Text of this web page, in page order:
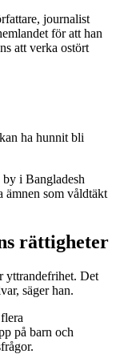
journalist
för att han
att verka ostört
ha hunnit bli
i Bangladesh
ämnen som våldtäkt
rättigheter
yttrandefrihet. Det
säger han.
på barn och